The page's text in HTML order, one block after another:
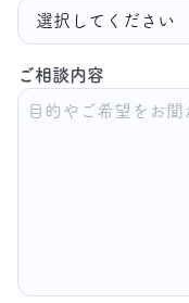
ご相談内容